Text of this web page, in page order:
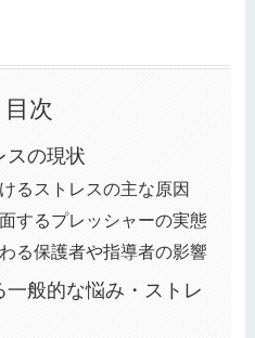
目次
スの現状
るストレスの主な原因
するプレッシャーの実態
る保護者や指導者の影響
一般的な悩み・ストレ